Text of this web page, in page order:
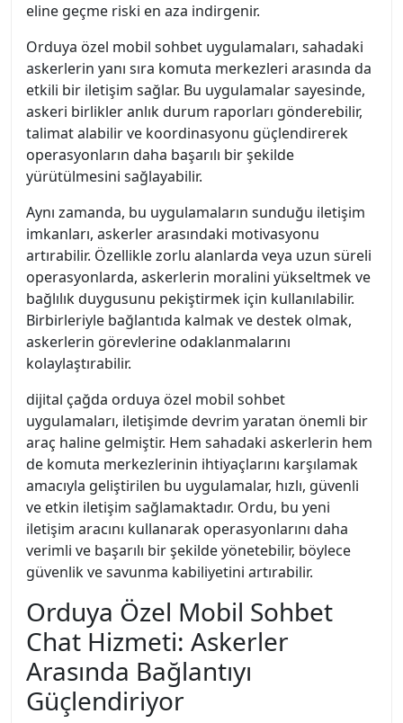
eline geçme riski en aza indirgenir.
Orduya özel mobil sohbet uygulamaları, sahadaki
askerlerin yanı sıra komuta merkezleri arasında da
etkili bir iletişim sağlar. Bu uygulamalar sayesinde,
askeri birlikler anlık durum raporları gönderebilir,
talimat alabilir ve koordinasyonu güçlendirerek
operasyonların daha başarılı bir şekilde
yürütülmesini sağlayabilir.
Aynı zamanda, bu uygulamaların sunduğu iletişim
imkanları, askerler arasındaki motivasyonu
artırabilir. Özellikle zorlu alanlarda veya uzun süreli
operasyonlarda, askerlerin moralini yükseltmek ve
bağlılık duygusunu pekiştirmek için kullanılabilir.
Birbirleriyle bağlantıda kalmak ve destek olmak,
askerlerin görevlerine odaklanmalarını
kolaylaştırabilir.
dijital çağda orduya özel mobil sohbet
uygulamaları, iletişimde devrim yaratan önemli bir
araç haline gelmiştir. Hem sahadaki askerlerin hem
de komuta merkezlerinin ihtiyaçlarını karşılamak
amacıyla geliştirilen bu uygulamalar, hızlı, güvenli
ve etkin iletişim sağlamaktadır. Ordu, bu yeni
iletişim aracını kullanarak operasyonlarını daha
verimli ve başarılı bir şekilde yönetebilir, böylece
güvenlik ve savunma kabiliyetini artırabilir.
Orduya Özel Mobil Sohbet
Chat Hizmeti: Askerler
Arasında Bağlantıyı
Güçlendiriyor